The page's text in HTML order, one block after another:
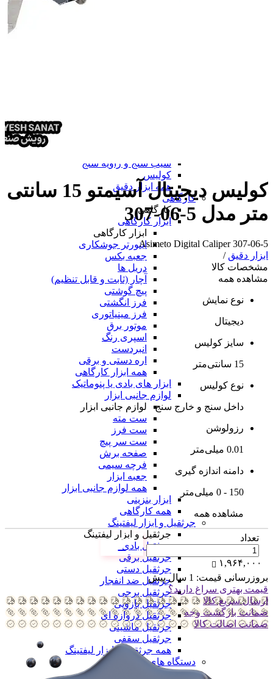
شیب سنج و زاویه سنج
کولیس
همه ابزار دقیق
کارگاهی
کارگاهی
ابزار کارگاهی
ابزار کارگاهی
اینورتر جوشکاری
جعبه بکس
دریل ها
آچار (ثابت و قابل تنظیم)
پیچ گوشتی
فرز انگشتی
فرز مینیاتوری
موتور برق
اسپری رنگ
انبردست
اره دستی و برقی
همه ابزار کارگاهی
ابزار های بادی یا پنوماتیک
لوازم جانبی ابزار
لوازم جانبی ابزار
ست مته
ست فرز
ست سر پیچ
صفحه برش
فرچه سیمی
جعبه ابزار
همه لوازم جانبی ابزار
ابزار بنزینی
همه کارگاهی
جرثقیل و ابزار لیفتینگ
جرثقیل و ابزار لیفتینگ
جرثقیل بادی
جرثقیل برقی
جرثقیل دستی
جرثقیل ضد انفجار
جرثقیل برجی
جرثقیل بازویی
جرثقیل دروازه ای
جرثقیل ماشینی
جرثقیل سقفی
همه جرثقیل و ابزار لیفتینگ
دستگاه های تولید
دستگاه های تولید
کولیس دیجیتال آسیمتو 15 سانتی
متر مدل 5-06-307
Asimeto Digital Caliper 307-06-5
ابزار دقیق /
مشخصات کالا
مشاهده همه
نوع نمایش
دیجیتال
سایز کولیس
15 سانتی‌متر
نوع کولیس
داخل سنج و خارج سنج
رزولوشن
0.01 میلی‌متر
دامنه اندازه گیری
150 - 0 میلی‌متر
مشاهده همه
تعداد
۱,۹۶۴,۰۰۰
بروزرسانی قیمت: 1 سال پیش
قیمت بهتری سراغ دارید؟
ارسال سریع کالا
ضمانت بازگشت وجه
ضمانت اضالت کالا